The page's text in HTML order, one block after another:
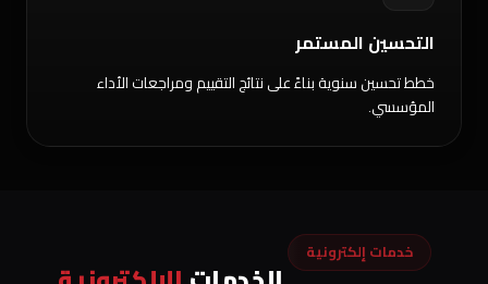
التحسين المستمر
خطط تحسين سنوية بناءً على نتائج التقييم ومراجعات الأداء
المؤسسي.
خدمات إلكترونية